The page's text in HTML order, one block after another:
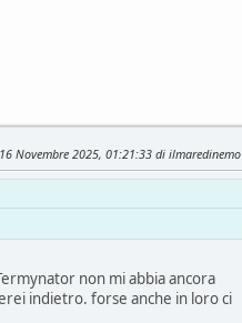
Novembre 2025, 01:21:33 di ilmaredinemo
non mi abbia ancora
indietro. forse anche in loro ci